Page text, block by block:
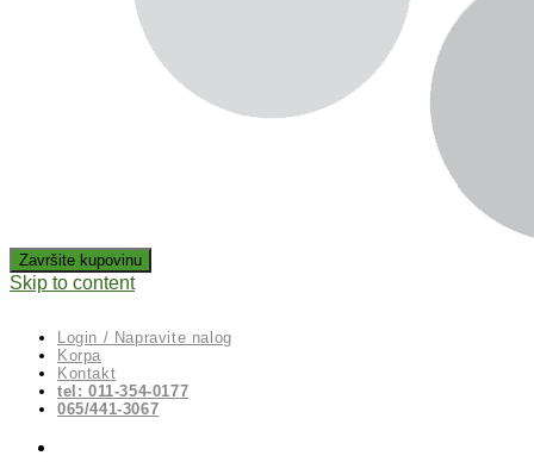
Skip to content
Login / Napravite nalog
Korpa
Kontakt
tel: 011-354-0177
065/441-3067